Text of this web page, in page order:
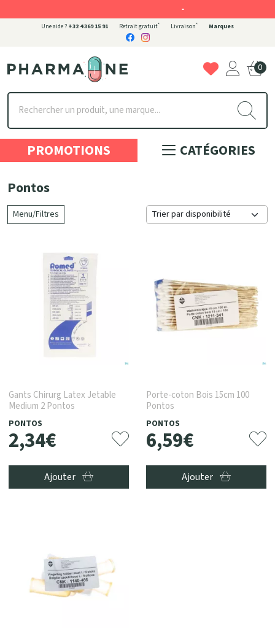
Une aide ? +32 4 369 15 91 Retrait gratuit* Livraison* Marques
Pharmaone Votre pharmacie en ligne à votre service
0
PROMOTIONS
CATÉGORIES
Pontos
Menu/Filtres
Gants Chirurg Latex Jetable
Medium 2 Pontos
PONTOS
2,34€
Ajouter
Porte-coton Bois 15cm 100
Pontos
PONTOS
6,59€
Ajouter